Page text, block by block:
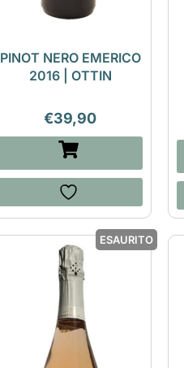
PINOT NERO EMERICO
2016 | OTTIN
€39,90
ESAURITO